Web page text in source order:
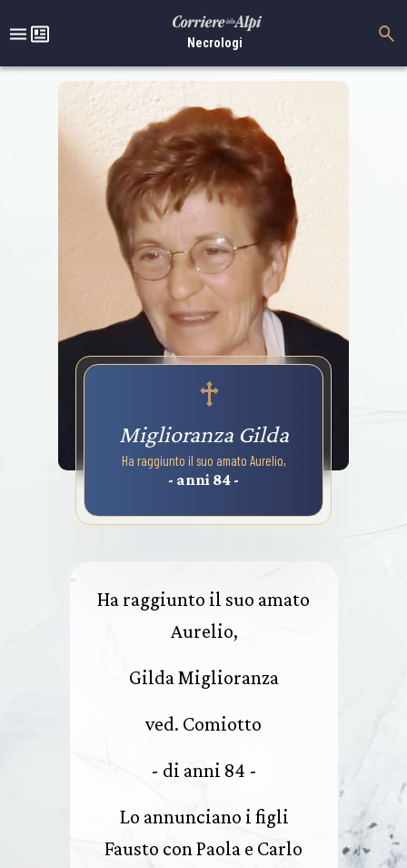
Necrologi
Miglioranza Gilda
Ha raggiunto il suo amato Aurelio,
- anni 84 -
Ha raggiunto il suo amato
Aurelio,
Gilda Miglioranza
ved. Comiotto
- di anni 84 -
Lo annunciano i figli
Fausto con Paola e Carlo